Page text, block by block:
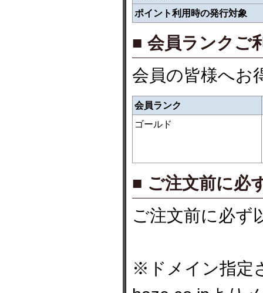
ポイント利用時の発行対象
■ 会員ランクご
会員の皆様へお
会員ランク
ゴールド
■ ご注文前に必
ご注文前に必ず
※ドメイン指定